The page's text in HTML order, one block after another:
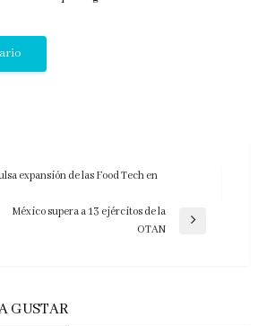
expansión de las Food Tech en
México supera a 13 ejércitos de la
OTAN
GUSTAR